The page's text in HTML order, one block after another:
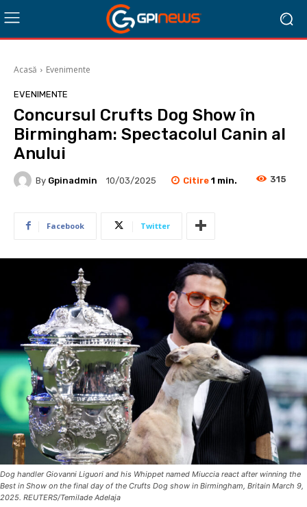
Acasă Evenimente
EVENIMENTE
Concursul Crufts Dog Show în
Birmingham: Spectacolul Canin al
Anului
By Gpinadmin 10/03/2025 Citire 1 min. 315
Facebook Twitter
Dog handler Giovanni Liguori and his Whippet named Miuccia react after winning the
Best in Show on the final day of the Crufts Dog show in Birmingham, Britain March 9,
2025. REUTERS/Temilade Adelaja